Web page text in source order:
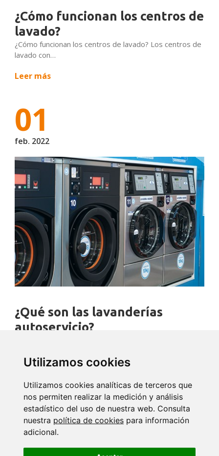
Utilizamos cookies
Utilizamos cookies analíticas de terceros que
nos permiten realizar la medición y análisis
estadístico del uso de nuestra web. Consulta
nuestra política de cookies para información
adicional.
¿Cómo funcionan los centros de
lavado?
¿Cómo funcionan los centros de lavado? Los centros de
lavado con…
Leer más
01
feb. 2022
¿Qué son las lavanderías
autoservicio?